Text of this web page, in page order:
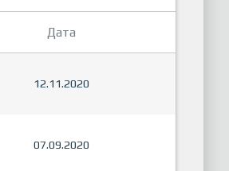
Дата
12.11.2020
07.09.2020